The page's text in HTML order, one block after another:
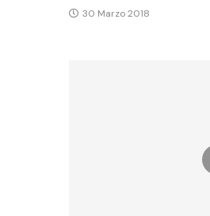
30 Marzo 2018